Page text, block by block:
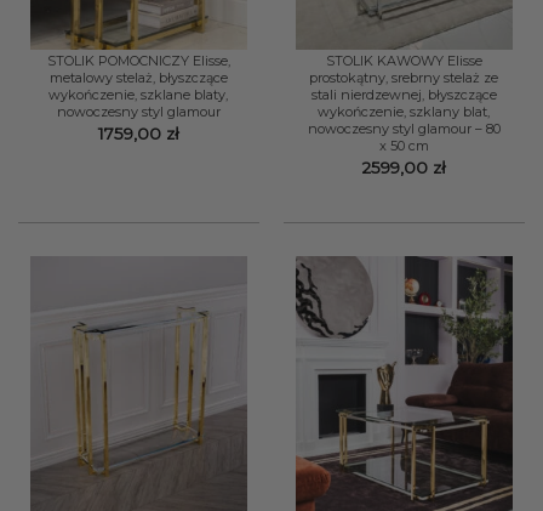
STOLIK POMOCNICZY Elisse,
metalowy stelaż, błyszczące
wykończenie, szklane blaty,
nowoczesny styl glamour
1759,00 zł
STOLIK KAWOWY Elisse
prostokątny, srebrny stelaż ze
stali nierdzewnej, błyszczące
wykończenie, szklany blat,
nowoczesny styl glamour – 80
x 50 cm
2599,00 zł